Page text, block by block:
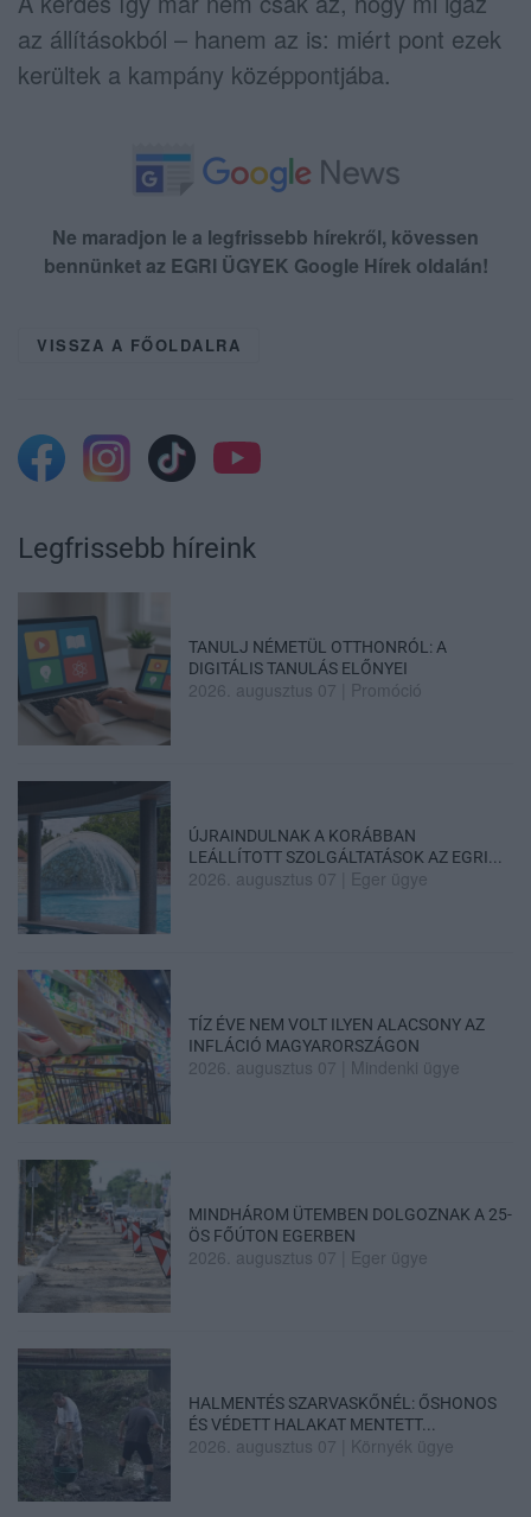
az állításokból – hanem az is: miért pont ezek
kerültek a kampány középpontjába.
Ne maradjon le a legfrissebb hírekről, kövessen
bennünket az EGRI ÜGYEK Google Hírek oldalán!
VISSZA A FŐOLDALRA
Legfrissebb híreink
TANULJ NÉMETÜL OTTHONRÓL: A
DIGITÁLIS TANULÁS ELŐNYEI
2026. augusztus 07 Promóció
ÚJRAINDULNAK A KORÁBBAN
LEÁLLÍTOTT SZOLGÁLTATÁSOK AZ EGRI...
2026. augusztus 07 Eger ügye
TÍZ ÉVE NEM VOLT ILYEN ALACSONY AZ
INFLÁCIÓ MAGYARORSZÁGON
2026. augusztus 07 Mindenki ügye
MINDHÁROM ÜTEMBEN DOLGOZNAK A 25-
ÖS FŐÚTON EGERBEN
2026. augusztus 07 Eger ügye
HALMENTÉS SZARVASKŐNÉL: ŐSHONOS
ÉS VÉDETT HALAKAT MENTETT...
2026. augusztus 07 Környék ügye